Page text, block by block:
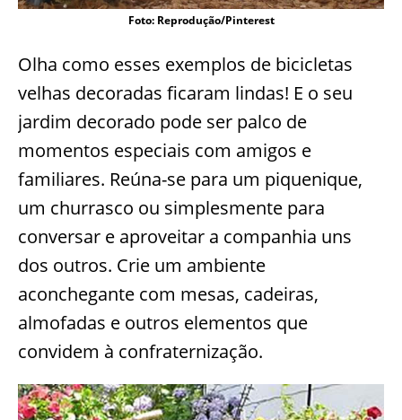
Foto: Reprodução/Pinterest
Olha como esses exemplos de bicicletas
velhas decoradas ficaram lindas! E o seu
jardim decorado pode ser palco de
momentos especiais com amigos e
familiares. Reúna-se para um piquenique,
um churrasco ou simplesmente para
conversar e aproveitar a companhia uns
dos outros. Crie um ambiente
aconchegante com mesas, cadeiras,
almofadas e outros elementos que
convidem à confraternização.